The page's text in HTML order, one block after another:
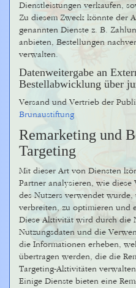
Dienstleistungen verkaufen,
Zu diesem Zweck könnte der
genannten Dienste z. B.
anbieten, Bestellungen
verwalten.
Datenweitergabe an
Bestellabwicklung über
Versand und Vertrieb der
Brunaustiftung
Remarketing und
Targeting
Mit dieser Art von Diensten
Partner analysieren, wie
des Nutzers verwendet wurde,
verbreiten, zu optimieren und
Diese Aktivität wird durch die
Nutzungsdaten und die
die Informationen erheben,
übertragen werden, die die
Targeting-Aktivitäten
Einige Dienste bieten eine